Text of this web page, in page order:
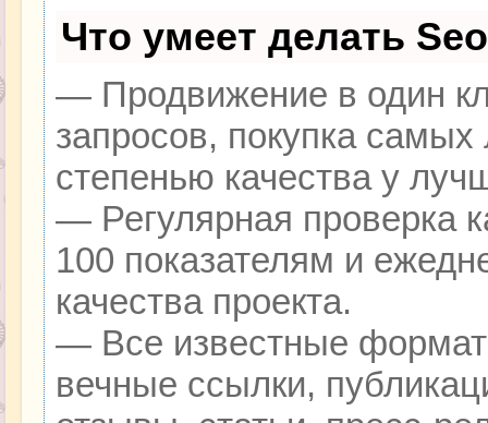
Что умеет делать
— Продвижение в один
запросов, покупка
степенью качества у
— Регулярная проверка
100 показателям и
качества проекта.
— Все известные
вечные ссылки,